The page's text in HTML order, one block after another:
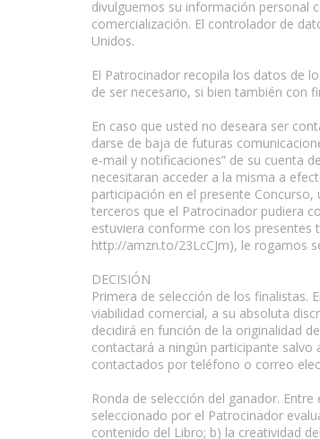
divulguemos su información personal
comercialización. El controlador de
Unidos.
El Patrocinador recopila los datos de
de ser necesario, si bien también con
En caso que usted no deseara ser
darse de baja de futuras
e-mail y notificaciones” de su cuenta
necesitaran acceder a la misma a
participación en el presente
terceros que el Patrocinador pudiera
estuviera conforme con los presentes
http://amzn.to/23LcCJm), le rogamos
DECISIÓN
Primera de selección de los finalistas.
viabilidad comercial, a su absoluta
decidirá en función de la originalidad
contactará a ningún participante salvo
contactados por teléfono o correo
Ronda de selección del ganador.
seleccionado por el Patrocinador
contenido del Libro; b) la creatividad